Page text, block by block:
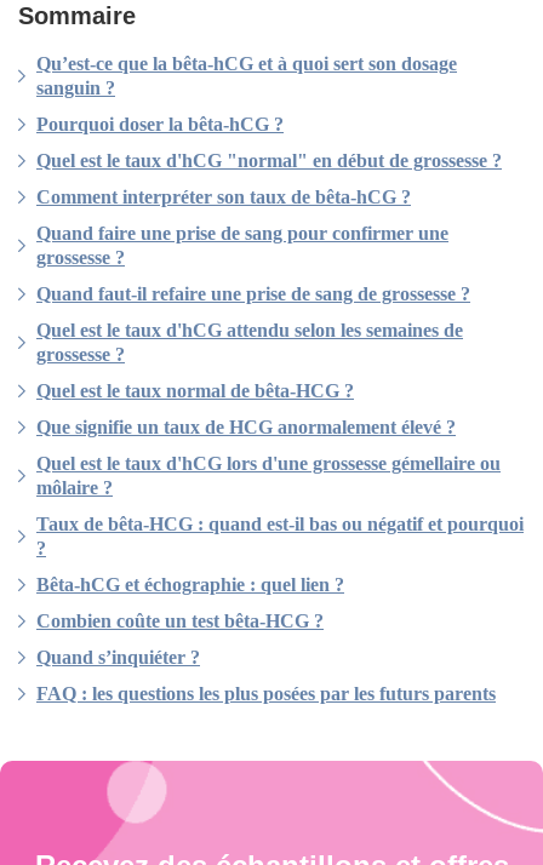
Sommaire
Qu’est-ce que la bêta-hCG et à quoi sert son dosage
sanguin ?
Pourquoi doser la bêta-hCG ?
Quel est le taux d'hCG "normal" en début de grossesse ?
Comment interpréter son taux de bêta-hCG ?
Quand faire une prise de sang pour confirmer une
grossesse ?
Quand faut-il refaire une prise de sang de grossesse ?
Quel est le taux d'hCG attendu selon les semaines de
grossesse ?
Quel est le taux normal de bêta-HCG ?
Que signifie un taux de HCG anormalement élevé ?
Quel est le taux d'hCG lors d'une grossesse gémellaire ou
môlaire ?
Taux de bêta-HCG : quand est-il bas ou négatif et pourquoi
?
Bêta-hCG et échographie : quel lien ?
Combien coûte un test bêta-HCG ?
Quand s’inquiéter ?
FAQ : les questions les plus posées par les futurs parents